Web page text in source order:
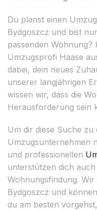
Du planst einen
Bydgoszcz und bist
passenden Wohnung?
Umzugsprofi Haase
dabei, dein neues
unserer langjährigen
wissen wir, dass die
Herausforderung sein
Um dir diese Suche
Umzugsunternehmen
und professionellen
unterstützen dich
Wohnungsfindung.
Bydgoszcz und
du am besten